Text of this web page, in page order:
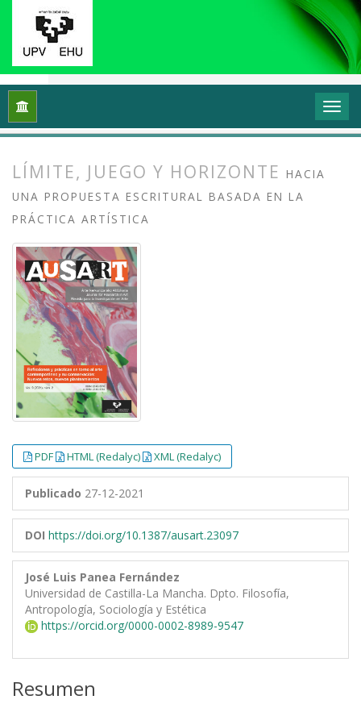
Inicio Vol. 9 Núm. 2 (2021): Reflexiones y
LÍMITE, JUEGO Y HORIZONTE HACIA
UNA PROPUESTA ESCRITURAL BASADA EN LA
PRÁCTICA ARTÍSTICA
PDF HTML (Redalyc) XML (Redalyc)
Publicado 27-12-2021
DOI https://doi.org/10.1387/ausart.23097
José Luis Panea Fernández
Universidad de Castilla-La Mancha. Dpto. Filosofía,
Antropología, Sociología y Estética
https://orcid.org/0000-0002-8989-9547
Resumen